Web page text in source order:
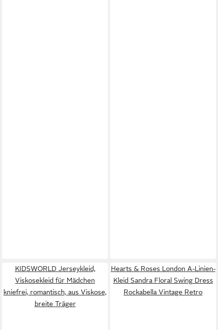
KIDSWORLD Jerseykleid,
Viskosekleid für Mädchen
kniefrei, romantisch, aus Viskose,
breite Träger
Hearts & Roses London A-Linien-
Kleid Sandra Floral Swing Dress
Rockabella Vintage Retro